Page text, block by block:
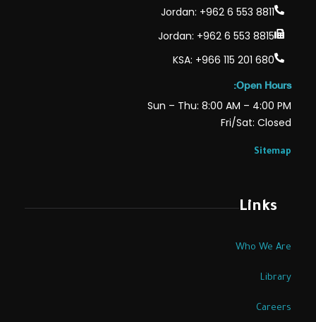
Jordan: +962 6 553 8811
Jordan: +962 6 553 8815
KSA: +966 115 201 680
Open Hours:
Sun – Thu: 8:00 AM – 4:00 PM
Fri/Sat: Closed
Sitemap
Links
Who We Are
Library
Careers